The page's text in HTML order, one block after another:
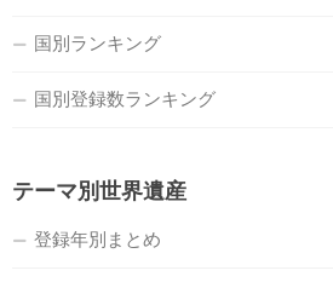
国別ランキング
国別登録数ランキング
テーマ別世界遺産
登録年別まとめ